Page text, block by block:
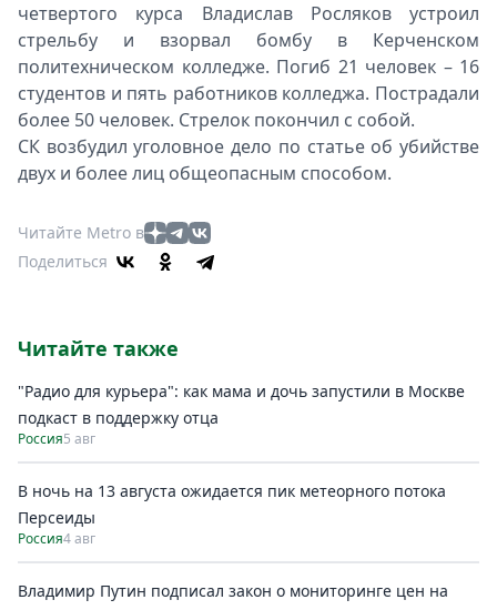
четвертого курса Владислав Росляков устроил
стрельбу и взорвал бомбу в Керченском
политехническом колледже. Погиб 21 человек – 16
студентов и пять работников колледжа. Пострадали
более 50 человек. Стрелок покончил с собой.
СК возбудил уголовное дело по статье об убийстве
двух и более лиц общеопасным способом.
Читайте Metro в
Поделиться
Читайте также
"Радио для курьера": как мама и дочь запустили в Москве
подкаст в поддержку отца
Россия5 авг
В ночь на 13 августа ожидается пик метеорного потока
Персеиды
Россия4 авг
Владимир Путин подписал закон о мониторинге цен на